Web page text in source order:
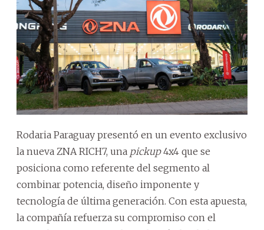
Rodaria Paraguay presentó en un evento exclusivo
la nueva ZNA RICH7, una pickup4x4 que se
posiciona como referente del segmento al
combinar potencia, diseño imponente y
tecnología de última generación. Con esta apuesta,
la compañía refuerza su compromiso con el